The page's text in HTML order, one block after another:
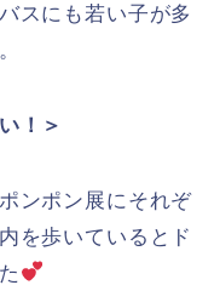
スにも若い子が多
！＞
ンポン展にそれぞ
を歩いているとド